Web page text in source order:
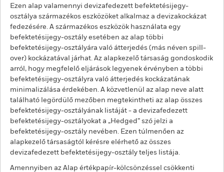
Ezen alap valamennyi devizafedezett befektetésijegy-
osztálya származékos eszközöket alkalmaz a devizakockázat
fedezésére. A származékos eszközök használata egy
befektetésijegy-osztály esetében az alap többi
befektetésijegy-osztályára való átterjedés (más néven spill-
over) kockázatával járhat. Az alapkezelő társaság gondoskodik
arról, hogy megfelelő eljárások legyenek érvényben a többi
befektetésijegy-osztályra való átterjedés kockázatának
minimalizálása érdekében. A közvetlenül az alap neve alatt
található legördülő mezőben megtekintheti az alap összes
befektetésijegy-osztályának listáját - a devizafedezett
befektetésijegy-osztályokat a „Hedged” szó jelzi a
befektetésijegy-osztály nevében. Ezen túlmenően az
alapkezelő társaságtól kérésre elérhető az összes
devizafedezett befektetésijegy-osztály teljes listája.
Amennyiben az Alap értékpapír-kölcsönzéssel csökkenti